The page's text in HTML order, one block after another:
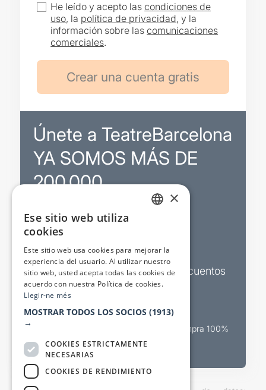
He leído y acepto lascondiciones de
uso, la política de privacidad, y la
información sobre lascomunicaciones
comerciales.
Únete a TeatreBarcelona
YA SOMOS MÁS DE
200.000
Promociones
Sorteos exclusivos
Boletines de actualidad y descuentos
Valora espectáculos
Canal oficial de venta teatral Compra 100%
segura
×
Ese sitio web utiliza
cookies
Este sitio web usa cookies para mejorar la
experiencia del usuario. Al utilizar nuestro
sitio web, usted acepta todas las cookies de
acuerdo con nuestra Política de cookies.
Llegir-ne més
MOSTRAR TODOS LOS SOCIOS (1913)
→
COOKIES ESTRICTAMENTE
NECESARIAS
COOKIES DE RENDIMIENTO